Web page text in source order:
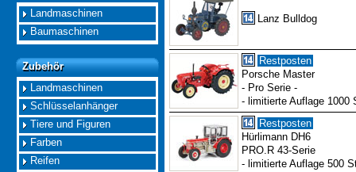
Landmaschinen
Baumaschinen
Zubehör
Zubehör
Landmaschinen
Schlüsselanhänger
Tiere und Figuren
Farben
Reifen
Lanz Bulldog
Restposten
Porsche Master
- Pro Serie -
- limitierte Auflage 1000
Restposten
Hürlimann DH6
PRO.R 43-Serie
- limitierte Auflage 500